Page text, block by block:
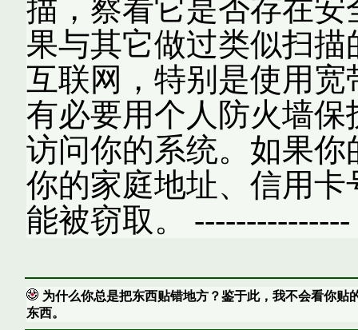
描，察看它是否存在
果与其它做过类似扫
互联网，特别是使用
有必要用个人防火墙
访问你的系统。如果
你的家庭地址、信用
能被窃取。 ---------------
为什么你总是把东西贴错地方？鉴于此，我不会看你贴
东西。